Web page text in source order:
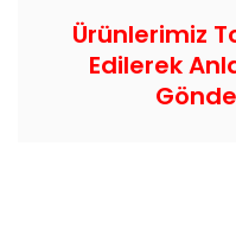
Ürünlerimiz
Edilerek